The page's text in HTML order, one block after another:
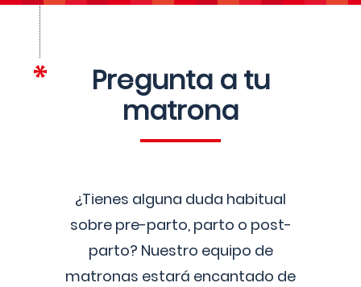
Pregunta a tu
matrona
¿Tienes alguna duda habitual
sobre pre-parto, parto o post-
parto? Nuestro equipo de
matronas estará encantado de